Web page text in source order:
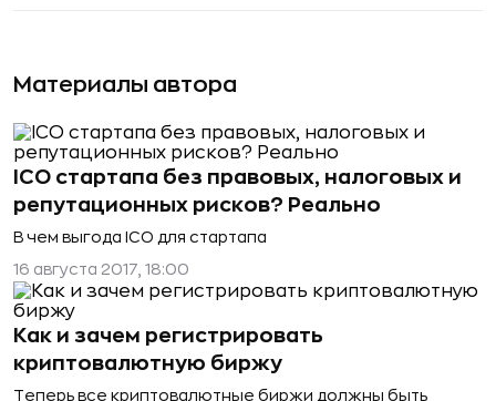
Материалы автора
ICO стартапа без правовых, налоговых и
репутационных рисков? Реально
В чем выгода ICO для стартапа
16 августа 2017, 18:00
Как и зачем регистрировать
криптовалютную биржу
Теперь все криптовалютные биржи должны быть